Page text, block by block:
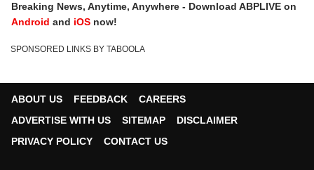
WB News LIVE Updates
Breaking News, Anytime, Anywhere - Download ABPLIVE on
Android and iOS now!
SPONSORED LINKS BY TABOOLA
ABOUT US FEEDBACK
CAREERS
ADVERTISE WITH US
SITEMAP
DISCLAIMER
PRIVACY POLICY
CONTACT US